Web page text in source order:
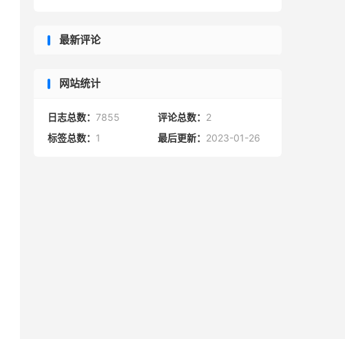
最新评论
网站统计
日志总数： 7855 评论总数： 2
标签总数： 1 最后更新： 2023-01-26